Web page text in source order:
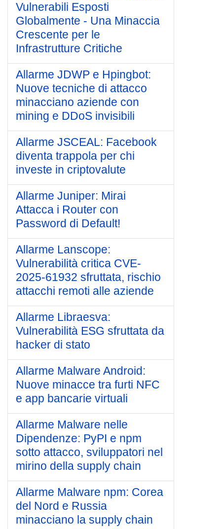
Vulnerabili Esposti
Globalmente - Una Minaccia
Crescente per le
Infrastrutture Critiche
Allarme JDWP e Hpingbot:
Nuove tecniche di attacco
minacciano aziende con
mining e DDoS invisibili
Allarme JSCEAL: Facebook
diventa trappola per chi
investe in criptovalute
Allarme Juniper: Mirai
Attacca i Router con
Password di Default!
Allarme Lanscope:
Vulnerabilità critica CVE-
2025-61932 sfruttata, rischio
attacchi remoti alle aziende
Allarme Libraesva:
Vulnerabilità ESG sfruttata da
hacker di stato
Allarme Malware Android:
Nuove minacce tra furti NFC
e app bancarie virtuali
Allarme Malware nelle
Dipendenze: PyPI e npm
sotto attacco, sviluppatori nel
mirino della supply chain
Allarme Malware npm: Corea
del Nord e Russia
minacciano la supply chain